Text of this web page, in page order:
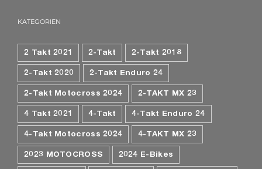
KATEGORIEN
2 Takt 2021 2-Takt 2-Takt 2018
2-Takt 2020 2-Takt Enduro 24
2-Takt Motocross 2024 2-TAKT MX 23
4 Takt 2021 4-Takt 4-Takt Enduro 24
4-Takt Motocross 2024 4-TAKT MX 23
2023 MOTOCROSS 2024 E-Bikes